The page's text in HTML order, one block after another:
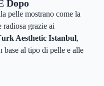
Dopo
pelle mostrano come la
grazie ai
urk Aesthetic Istanbul,
base al tipo di pelle e alle